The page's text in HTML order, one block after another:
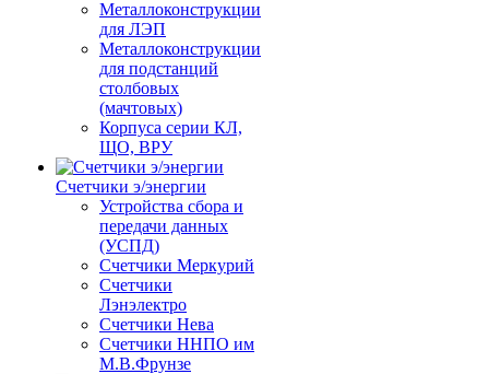
Металлоконструкции
для ЛЭП
Металлоконструкции
для подстанций
столбовых
(мачтовых)
Корпуса серии КЛ,
ЩО, ВРУ
Счетчики э/энергии
Устройства сбора и
передачи данных
(УСПД)
Счетчики Меркурий
Счетчики
Лэнэлектро
Счетчики Нева
Счетчики ННПО им
М.В.Фрунзе